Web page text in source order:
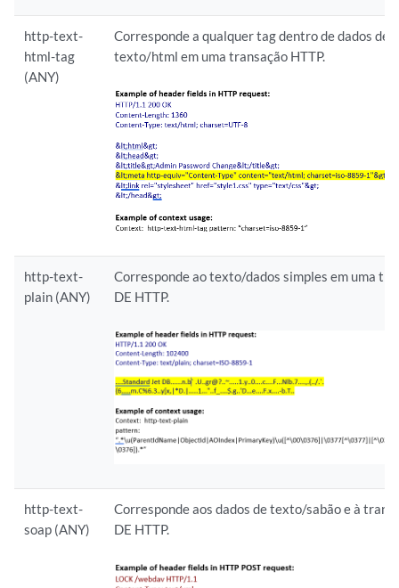
http-text-
html-tag
(ANY)
Corresponde a qualquer tag dentro de dados de
texto/html em uma transação HTTP.
http-text-
plain (ANY)
Corresponde ao texto/dados simples em uma
DE HTTP.
http-text-
soap (ANY)
Corresponde aos dados de texto/sabão e à
DE HTTP.